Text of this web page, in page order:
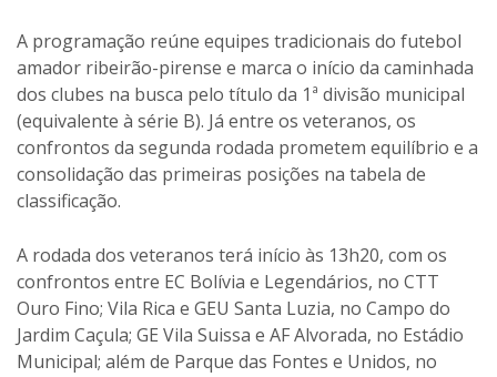
A programação reúne equipes tradicionais do futebol
amador ribeirão-pirense e marca o início da caminhada
dos clubes na busca pelo título da 1ª divisão municipal
(equivalente à série B). Já entre os veteranos, os
confrontos da segunda rodada prometem equilíbrio e a
consolidação das primeiras posições na tabela de
classificação.
A rodada dos veteranos terá início às 13h20, com os
confrontos entre EC Bolívia e Legendários, no CTT
Ouro Fino; Vila Rica e GEU Santa Luzia, no Campo do
Jardim Caçula; GE Vila Suissa e AF Alvorada, no Estádio
Municipal; além de Parque das Fontes e Unidos, no